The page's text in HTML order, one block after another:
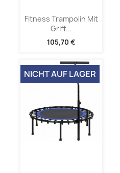
Fitness Trampolin Mit
Griff...
105,70 €
NICHT AUF LAGER